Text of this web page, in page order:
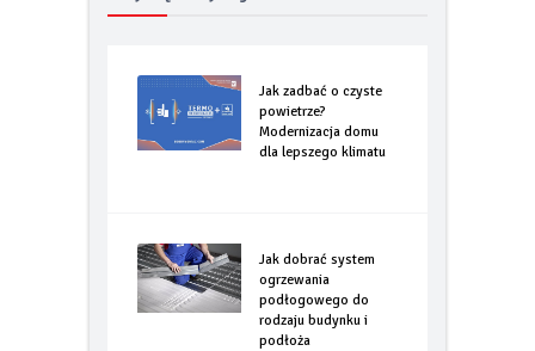
Jak zadbać o czyste
powietrze?
Modernizacja domu
dla lepszego klimatu
Jak dobrać system
ogrzewania
podłogowego do
rodzaju budynku i
podłoża